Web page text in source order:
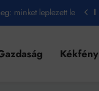
minket leplezett le
mint a szerelem
Kékfény